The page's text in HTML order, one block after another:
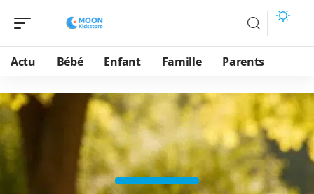
Actu Bébé Enfant Famille Parents